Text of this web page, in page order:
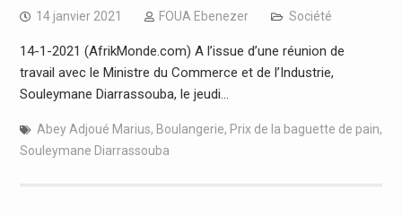
14 janvier 2021 FOUA Ebenezer Société
14-1-2021 (AfrikMonde.com) A l’issue d’une réunion de
travail avec le Ministre du Commerce et de l’Industrie,
Souleymane Diarrassouba, le jeudi…
Abey Adjoué Marius, Boulangerie, Prix de la baguette de pain,
Souleymane Diarrassouba